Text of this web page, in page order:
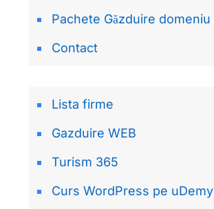
Pachete Găzduire domeniu
Contact
Lista firme
Gazduire WEB
Turism 365
Curs WordPress pe uDemy